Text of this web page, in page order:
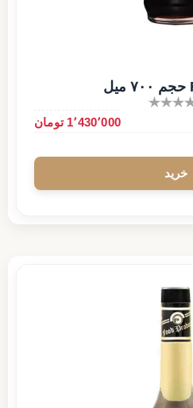
1٬430٬000 تومان